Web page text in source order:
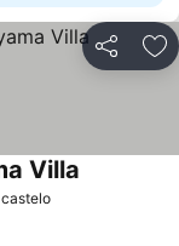
Partilhar
Ver preços
Villa